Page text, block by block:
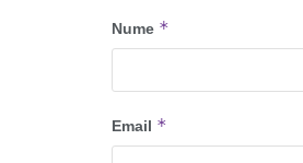
Nume *
Email *